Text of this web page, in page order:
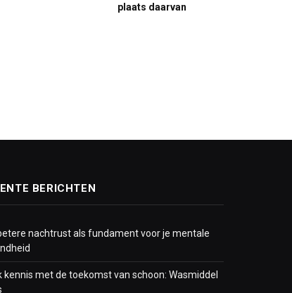
plaats daarvan
BERICHTEN
nachtrust als fundament voor je mentale
kennis met de toekomst van schoon: Wasmiddel